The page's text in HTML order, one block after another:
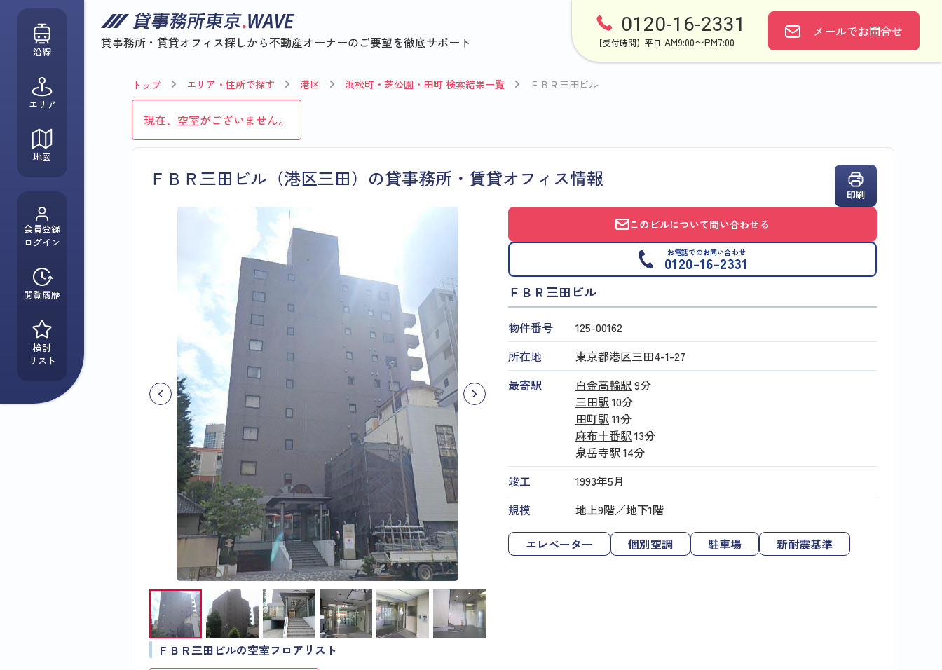
貸事務所・賃貸オフィス探しから不動産オーナーのご要望を徹底サポート
0120-16-2331
【受付時間】平日 AM9:00〜PM7:00
メールでお問合せ
沿線
エリア
地図
会員登録
ログイン
閲覧履歴
検討
リスト
トップ エリア・住所で探す 港区 浜松町・芝公園・田町 検索結果一覧 ＦＢＲ三田ビル
現在、空室がございません。
ＦＢＲ三田ビル（港区三田）の貸事務所・賃貸オフィス情報
印刷
このビルについて問い合わせる
お電話でのお問い合わせ
0120-16-2331
ＦＢＲ三田ビル
物件番号
125​-​00162
所在地
東京都港区三田4-1-27
最寄駅
白金高輪駅9分
三田駅10分
田町駅11分
麻布十番駅13分
泉岳寺駅14分
竣工
1993年5月
規模
地上9階／地下1階
エレベーター 個別空調 駐車場 新耐震基準
ＦＢＲ三田ビルの空室フロアリスト